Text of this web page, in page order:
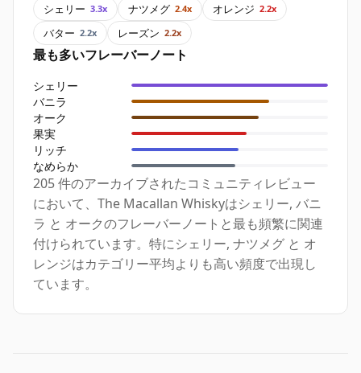
シェリー 3.3x ナツメグ 2.4x オレンジ 2.2x
バター 2.2x レーズン 2.2x
最も多いフレーバーノート
シェリー
バニラ
オーク
果実
リッチ
なめらか
205 件のアーカイブされたコミュニティレビュー
において、The Macallan Whiskyはシェリー, バニ
ラ と オークのフレーバーノートと最も頻繁に関連
付けられています。特にシェリー, ナツメグ と オ
レンジはカテゴリー平均よりも高い頻度で出現し
ています。